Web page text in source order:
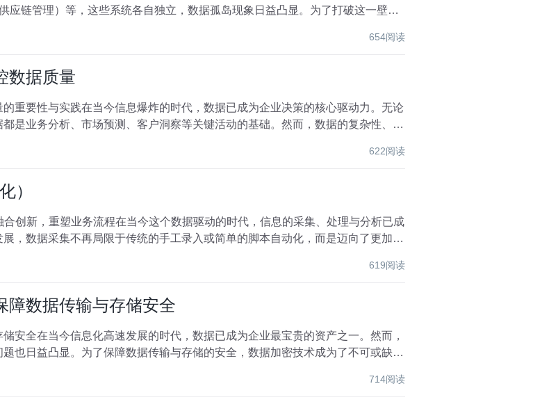
应链管理）等，这些系统各自独立，数据孤岛现象日益凸显。为了打破这一壁
654阅读
数据质量
重要性与实践在当今信息爆炸的时代，数据已成为企业决策的核心驱动力。无论
是业务分析、市场预测、客户洞察等关键活动的基础。然而，数据的复杂性、多
622阅读
）
创新，重塑业务流程在当今这个数据驱动的时代，信息的采集、处理与分析已成
，数据采集不再局限于传统的手工录入或简单的脚本自动化，而是迈向了更加高
619阅读
障数据传输与存储安全
安全在当今信息化高速发展的时代，数据已成为企业最宝贵的资产之一。然而，
也日益凸显。为了保障数据传输与存储的安全，数据加密技术成为了不可或缺的
714阅读